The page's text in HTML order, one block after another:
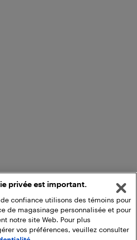
privée est important.
confiance utilisons des témoins pour
de magasinage personnalisée et pour
notre site Web. Pour plus
vos préférences, veuillez consulter